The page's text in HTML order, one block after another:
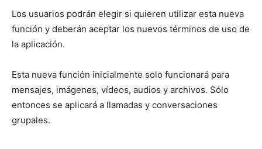
Los usuarios podrán elegir si quieren utilizar esta nueva
función y deberán aceptar los nuevos términos de uso de
la aplicación.
Esta nueva función inicialmente solo funcionará para
mensajes, imágenes, vídeos, audios y archivos. Sólo
entonces se aplicará a llamadas y conversaciones
grupales.